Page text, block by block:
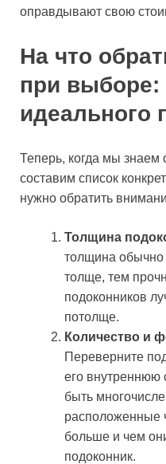
оправдывают свою
На что
при выборе:
идеального
Теперь, когда мы знаем
составим список
нужно обратить
Толщина
толщина обычно
толще, тем
подоконников
потолще.
Количество и
Переверните
его внутреннюю
быть
расположенные
больше и чем
подоконник.